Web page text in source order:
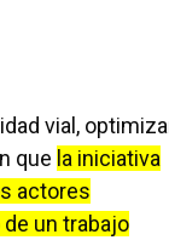
vial,
que la iniciativa
actores
un trabajo